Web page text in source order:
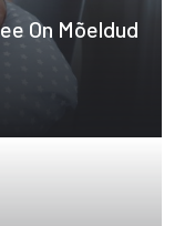
On Mõeldud